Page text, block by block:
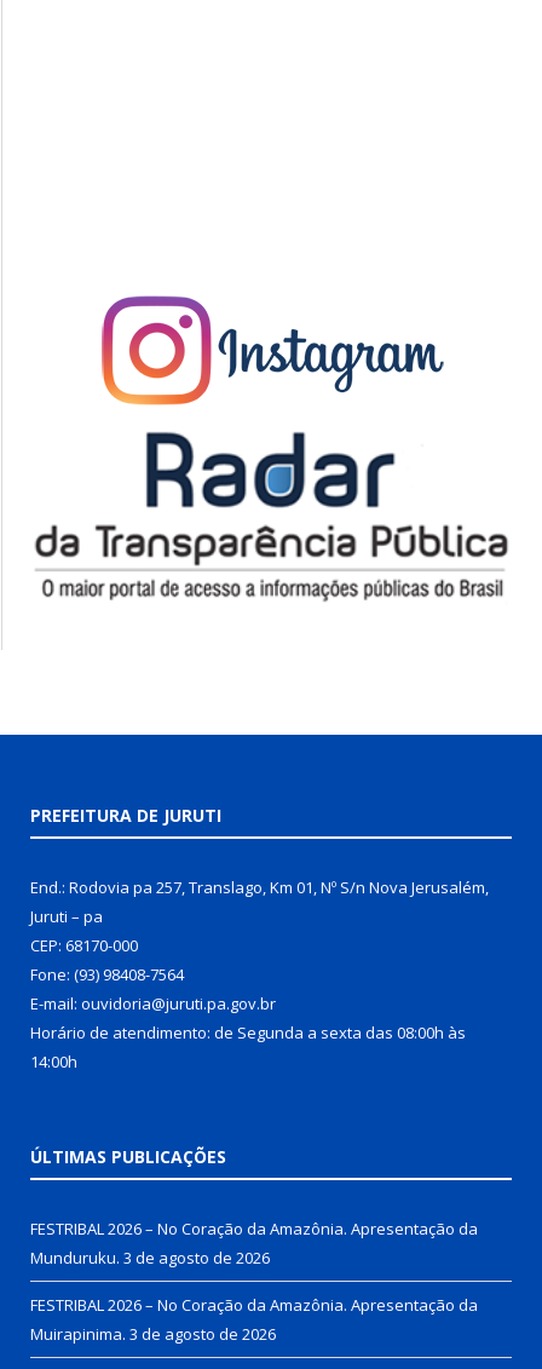
PREFEITURA DE JURUTI
End.: Rodovia pa 257, Translago, Km 01, Nº S/n Nova Jerusalém,
Juruti – pa
CEP: 68170-000
Fone: (93) 98408-7564
E-mail: ouvidoria@juruti.pa.gov.br
Horário de atendimento: de Segunda a sexta das 08:00h às
14:00h
ÚLTIMAS PUBLICAÇÕES
FESTRIBAL 2026 – No Coração da Amazônia. Apresentação da
Munduruku. 3 de agosto de 2026
FESTRIBAL 2026 – No Coração da Amazônia. Apresentação da
Muirapinima. 3 de agosto de 2026